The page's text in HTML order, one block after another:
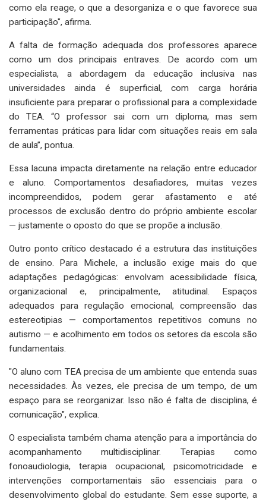
como ela reage, o que a desorganiza e o que favorece sua
participação", afirma.
A falta de formação adequada dos professores aparece
como um dos principais entraves. De acordo com um
especialista, a abordagem da educação inclusiva nas
universidades ainda é superficial, com carga horária
insuficiente para preparar o profissional para a complexidade
do TEA. “O professor sai com um diploma, mas sem
ferramentas práticas para lidar com situações reais em sala
de aula”, pontua.
Essa lacuna impacta diretamente na relação entre educador
e aluno. Comportamentos desafiadores, muitas vezes
incompreendidos, podem gerar afastamento e até
processos de exclusão dentro do próprio ambiente escolar
— justamente o oposto do que se propõe a inclusão.
Outro ponto crítico destacado é a estrutura das instituições
de ensino. Para Michele, a inclusão exige mais do que
adaptações pedagógicas: envolvam acessibilidade física,
organizacional e, principalmente, atitudinal. Espaços
adequados para regulação emocional, compreensão das
estereotipias — comportamentos repetitivos comuns no
autismo — e acolhimento em todos os setores da escola são
fundamentais.
"O aluno com TEA precisa de um ambiente que entenda suas
necessidades. Às vezes, ele precisa de um tempo, de um
espaço para se reorganizar. Isso não é falta de disciplina, é
comunicação", explica.
O especialista também chama atenção para a importância do
acompanhamento multidisciplinar. Terapias como
fonoaudiologia, terapia ocupacional, psicomotricidade e
intervenções comportamentais são essenciais para o
desenvolvimento global do estudante. Sem esse suporte, a